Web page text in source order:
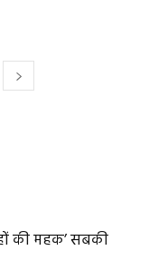
की महक’ सबकी